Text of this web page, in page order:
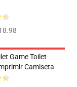
Game Toilet
Camiseta